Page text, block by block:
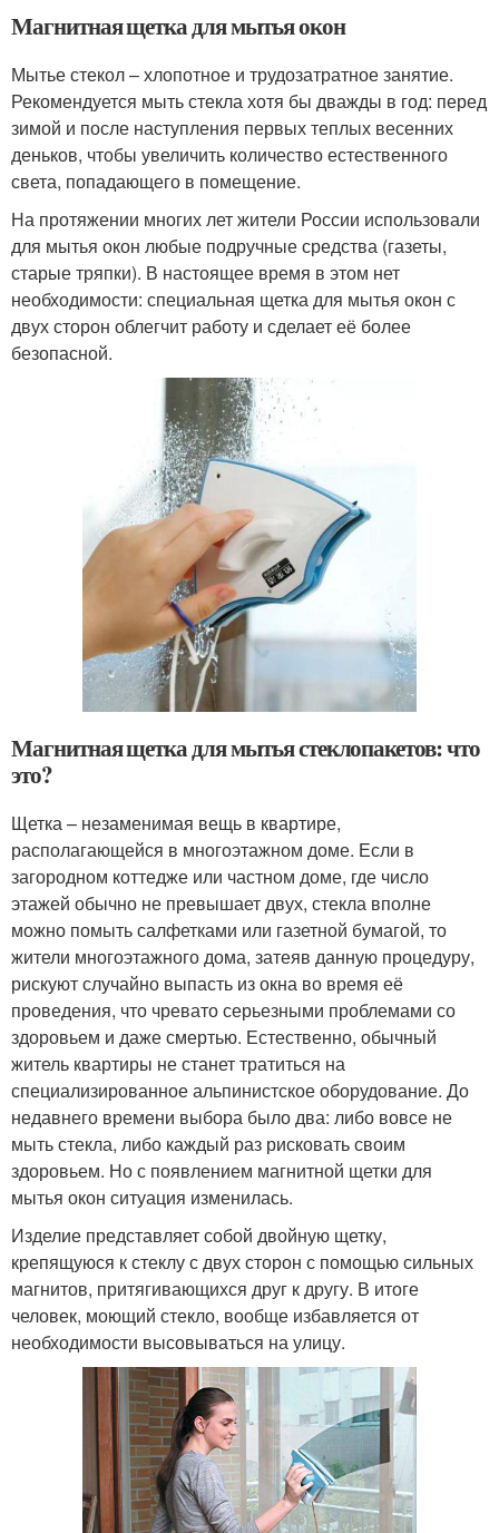
Магнитная щетка для мытья окон
Мытье стекол – хлопотное и трудозатратное занятие.
Рекомендуется мыть стекла хотя бы дважды в год: перед
зимой и после наступления первых теплых весенних
деньков, чтобы увеличить количество естественного
света, попадающего в помещение.
На протяжении многих лет жители России использовали
для мытья окон любые подручные средства (газеты,
старые тряпки). В настоящее время в этом нет
необходимости: специальная щетка для мытья окон с
двух сторон облегчит работу и сделает её более
безопасной.
Магнитная щетка для мытья стеклопакетов: что
это?
Щетка – незаменимая вещь в квартире,
располагающейся в многоэтажном доме. Если в
загородном коттедже или частном доме, где число
этажей обычно не превышает двух, стекла вполне
можно помыть салфетками или газетной бумагой, то
жители многоэтажного дома, затеяв данную процедуру,
рискуют случайно выпасть из окна во время её
проведения, что чревато серьезными проблемами со
здоровьем и даже смертью. Естественно, обычный
житель квартиры не станет тратиться на
специализированное альпинистское оборудование. До
недавнего времени выбора было два: либо вовсе не
мыть стекла, либо каждый раз рисковать своим
здоровьем. Но с появлением магнитной щетки для
мытья окон ситуация изменилась.
Изделие представляет собой двойную щетку,
крепящуюся к стеклу с двух сторон с помощью сильных
магнитов, притягивающихся друг к другу. В итоге
человек, моющий стекло, вообще избавляется от
необходимости высовываться на улицу.